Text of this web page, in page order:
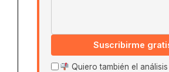
Suscribirme
Quiero también el